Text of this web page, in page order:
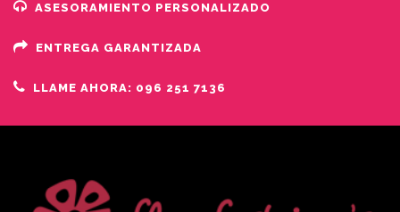
ASESORAMIENTO PERSONALIZADO
ENTREGA GARANTIZADA
LLAME AHORA: 096 251 7136